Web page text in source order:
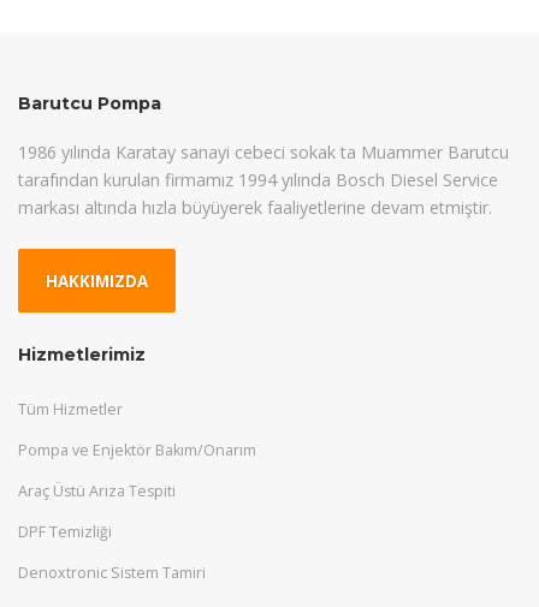
Barutcu Pompa
1986 yılında Karatay sanayi cebeci sokak ta Muammer Barutcu
tarafından kurulan firmamız 1994 yılında Bosch Diesel Service
markası altında hızla büyüyerek faaliyetlerine devam etmiştir.
HAKKIMIZDA
Hizmetlerimiz
Tüm Hizmetler
Pompa ve Enjektör Bakım/Onarım
Araç Üstü Arıza Tespiti
DPF Temizliği
Denoxtronic Sistem Tamiri